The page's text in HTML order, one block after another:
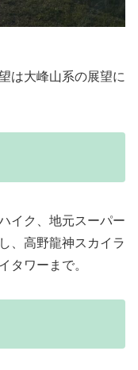
は大峰山系の展望に
イク、地元スーパー
、高野龍神スカイラ
タワーまで。